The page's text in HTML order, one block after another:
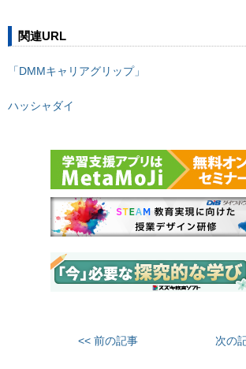
関連URL
「DMMキャリアグリップ」
ハッシャダイ
<< 前の記事 次の